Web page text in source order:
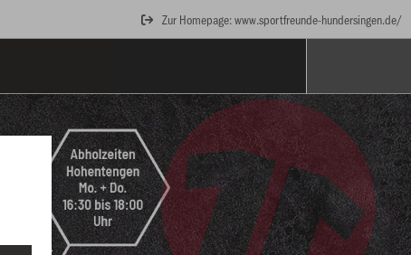
Zur Homepage: www.sportfreunde-hundersingen.de/